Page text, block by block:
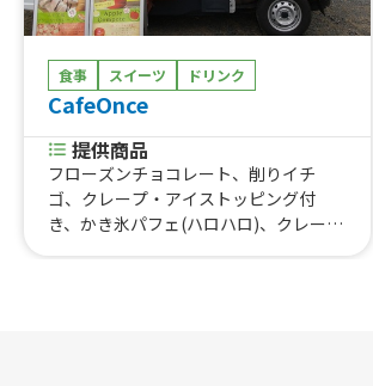
食事 スイーツ ドリンク
CafeOnce
提供商品
フローズンチョコレート、削りイチ
ゴ、クレープ・アイストッピング付
き、かき氷パフェ(ハロハロ)、クレー